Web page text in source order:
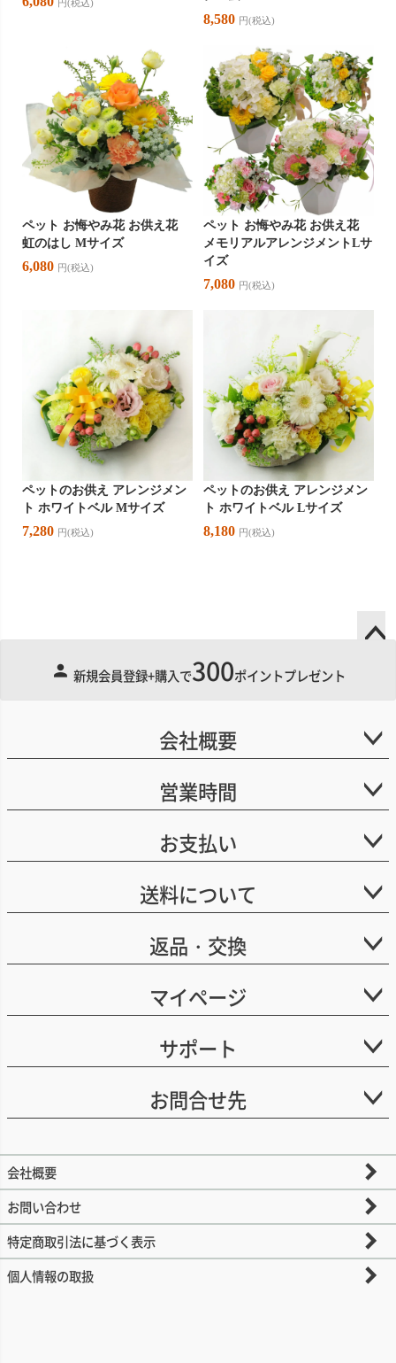
新規会員登録+購入で300ポイントプレゼント
会社概要
営業時間
お支払い
送料について
返品・交換
マイページ
サポート
お問合せ先
会社概要
お問い合わせ
特定商取引法に基づく表示
個人情報の取扱